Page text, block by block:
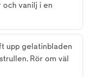
och vanilj i en
upp gelatinbladen
Rör om väl